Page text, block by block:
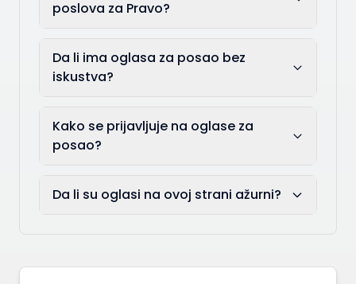
poslova za Pravo?
Da li ima oglasa za posao bez
iskustva?
Kako se prijavljuje na oglase za
posao?
Da li su oglasi na ovoj strani ažurni?